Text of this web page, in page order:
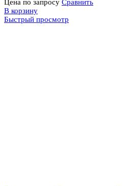
Цена по запросу Сравнить
В корзину
Быстрый просмотр